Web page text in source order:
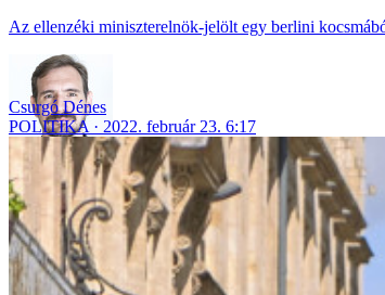
Az ellenzéki miniszterelnök-jelölt egy berlini
Csurgó Dénes
POLITIKA
2022. február 23. 6:17